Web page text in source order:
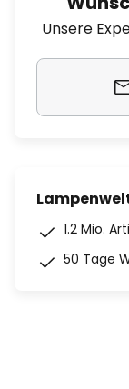
Unsere
1.2 Mio.
50 Tage